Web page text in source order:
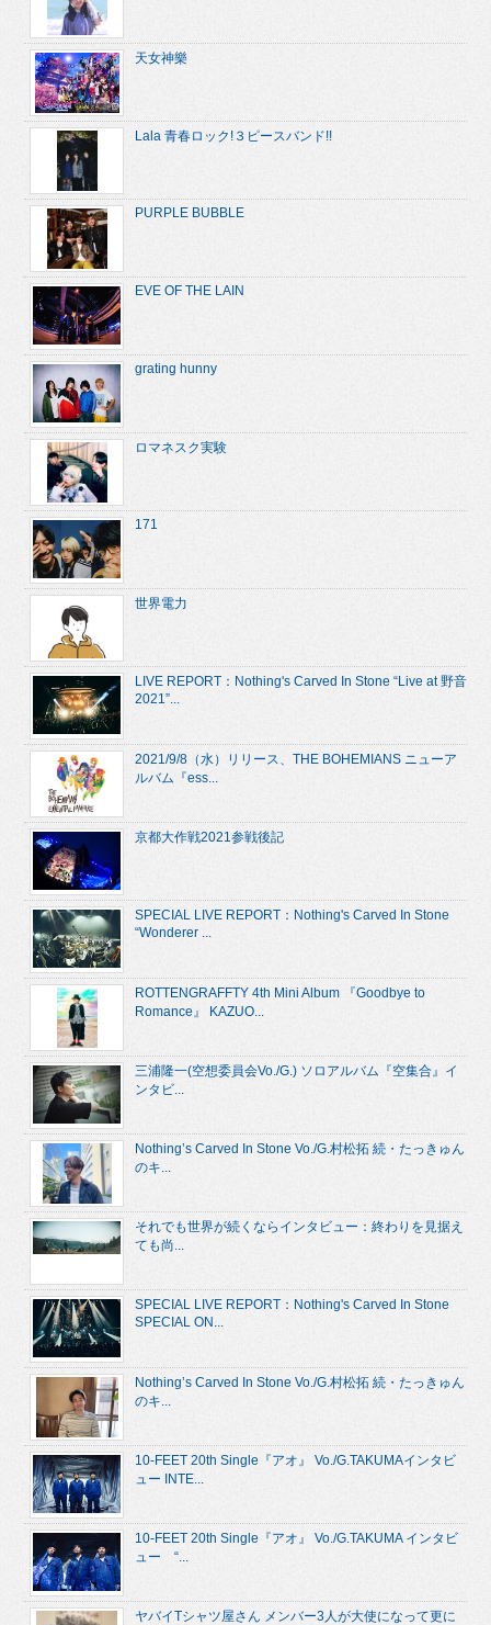
天女神樂
Lala 青春ロック!３ピースバンド!!
PURPLE BUBBLE
EVE OF THE LAIN
grating hunny
ロマネスク実験
171
世界電力
LIVE REPORT：Nothing's Carved In Stone “Live at 野音
2021”...
2021/9/8（水）リリース、THE BOHEMIANS ニューア
ルバム『ess...
京都大作戦2021参戦後記
SPECIAL LIVE REPORT：Nothing's Carved In Stone
“Wonderer ...
ROTTENGRAFFTY 4th Mini Album 『Goodbye to
Romance』 KAZUO...
三浦隆一(空想委員会Vo./G.) ソロアルバム『空集合』イ
ンタビ...
Nothing’s Carved In Stone Vo./G.村松拓 続・たっきゅん
のキ...
それでも世界が続くならインタビュー：終わりを見据え
ても尚...
SPECIAL LIVE REPORT：Nothing's Carved In Stone
SPECIAL ON...
Nothing’s Carved In Stone Vo./G.村松拓 続・たっきゅん
のキ...
10-FEET 20th Single『アオ』 Vo./G.TAKUMAインタビ
ュー INTE...
10-FEET 20th Single『アオ』 Vo./G.TAKUMA インタビ
ュー “...
ヤバイTシャツ屋さん メンバー3人が大使になって更に